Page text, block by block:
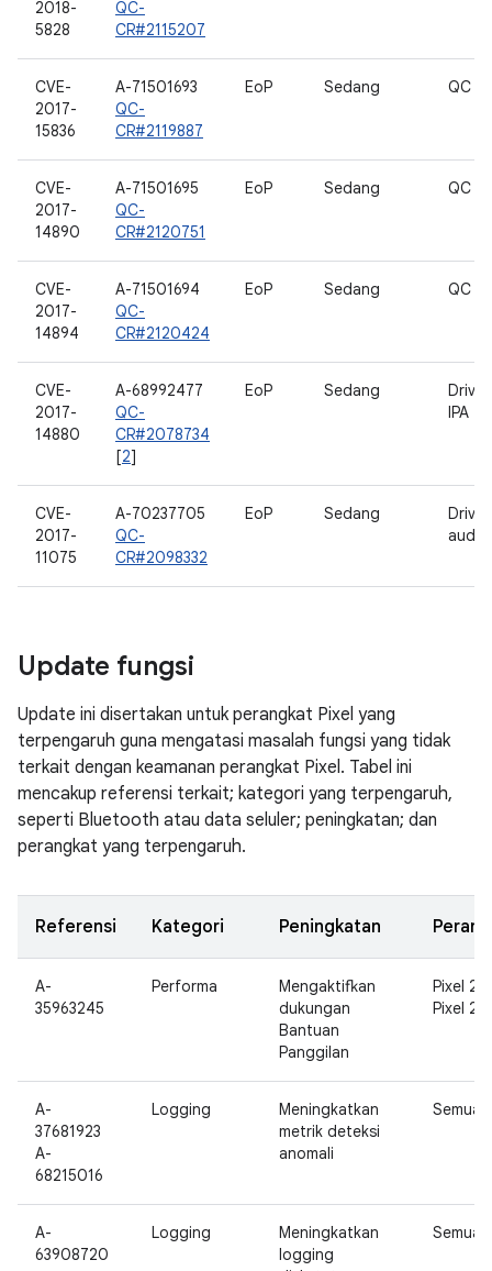
2018-
5828
QC-
CR#2115207
CVE-
2017-
15836
A-71501693
QC-
CR#2119887
EoP Sedang QC
CVE-
2017-
14890
A-71501695
QC-
CR#2120751
EoP Sedang QC
CVE-
2017-
14894
A-71501694
QC-
CR#2120424
EoP Sedang QC
CVE-
2017-
14880
A-68992477
QC-
CR#2078734
[2]
EoP Sedang
Driver
IPA
CVE-
2017-
11075
A-70237705
QC-
CR#2098332
EoP Sedang
audio
Update fungsi
Update ini disertakan untuk perangkat Pixel yang
terpengaruh guna mengatasi masalah fungsi yang tidak
terkait dengan keamanan perangkat Pixel. Tabel ini
mencakup referensi terkait; kategori yang terpengaruh,
seperti Bluetooth atau data seluler; peningkatan; dan
perangkat yang terpengaruh.
Referensi Kategori Peningkatan
A-
35963245
Performa
Mengaktifkan
dukungan
Bantuan
Panggilan
Pixel 2,
Pixel 2
A-
37681923
A-
68215016
Logging
Meningkatkan
metrik deteksi
anomali
Semua
A-
63908720
Logging
Meningkatkan
logging
Semua